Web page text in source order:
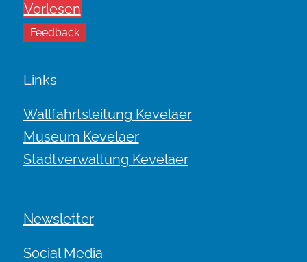
Vorlesen
Feedback
Links
Wallfahrtsleitung Kevelaer
Museum Kevelaer
Stadtverwaltung Kevelaer
Newsletter
Social Media